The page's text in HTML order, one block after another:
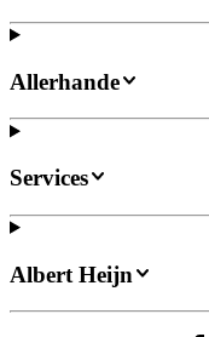
Allerhande
Services
Albert Heijn